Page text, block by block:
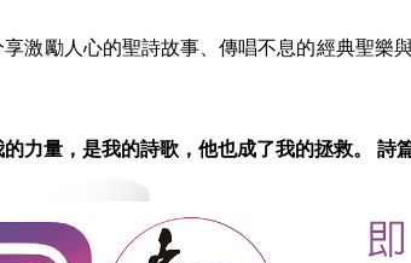
(上)
激勵人心的聖詩故事、傳唱不息的經典聖樂
力量，是我的詩歌，他也成了我的拯救。 詩